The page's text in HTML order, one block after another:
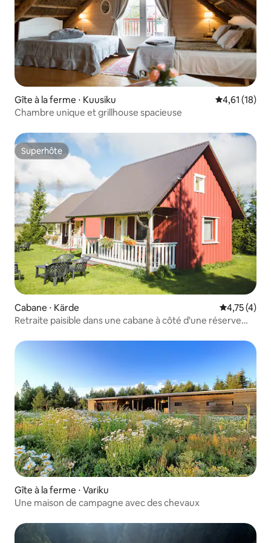
Gîte à la ferme ⋅ Kuusiku Évaluation
4,61 (18)
Chambre unique et grillhouse spacieuse
Superhôte
Superhôte
Cabane ⋅ Kärde Évaluation
4,75 (4)
Retraite paisible dans une cabane à côté d'une réserve
Gîte à la ferme ⋅ Variku
Une maison de campagne avec des chevaux